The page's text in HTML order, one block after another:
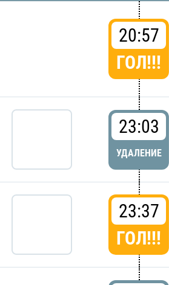
20:57
ГОЛ!!!
23:03
УДАЛЕНИЕ
23:37
ГОЛ!!!